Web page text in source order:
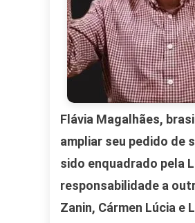
Flávia Magalhães,
ampliar seu pedido de
sido enquadrado pela
responsabilidade a
Zanin, Cármen Lúcia e